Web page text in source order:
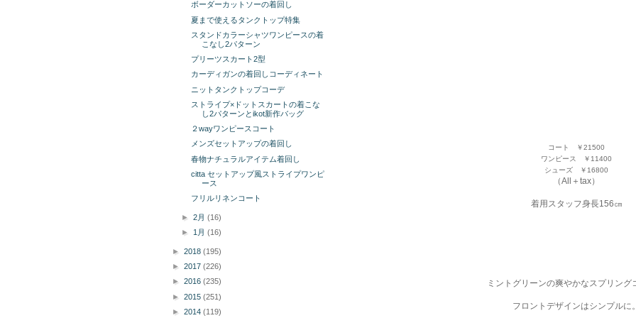
コート ￥21500
ワンピース ￥11400
シューズ ￥16800
（All＋tax）
着用スタッフ身長156㎝
ミントグリーンの爽やかなスプリング
フロントデザインはシンプルに。
ボーダーカットソーの着回し
夏まで使えるタンクトップ特集
スタンドカラーシャツワンピースの着
こなし2パターン
プリーツスカート2型
カーディガンの着回しコーディネート
ニットタンクトップコーデ
ストライプ×ドットスカートの着こな
し2パターンとikot新作バッグ
２wayワンピースコート
メンズセットアップの着回し
春物ナチュラルアイテム着回し
citta セットアップ風ストライプワンピ
ース
フリルリネンコート
►2月(16)
► 1月(16)
► 2018 (195)
► 2017 (226)
► 2016 (235)
► 2015 (251)
► 2014 (119)